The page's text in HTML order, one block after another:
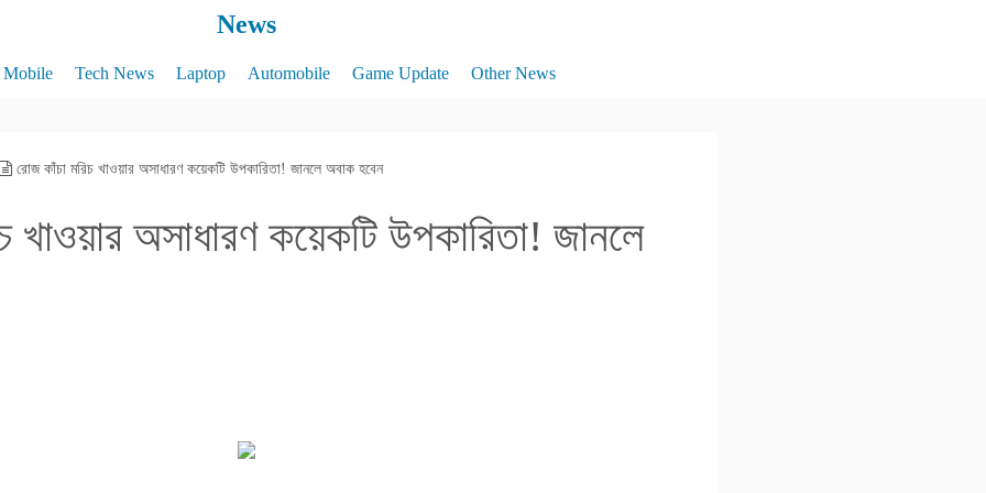
News
Mobile Tech News Laptop Automobile Game Update Other News
রোজ কাঁচা মরিচ খাওয়ার অসাধারণ কয়েকটি উপকারিতা! জানলে অবাক হবেন
খাওয়ার অসাধারণ কয়েকটি উপকারিতা! জানলে